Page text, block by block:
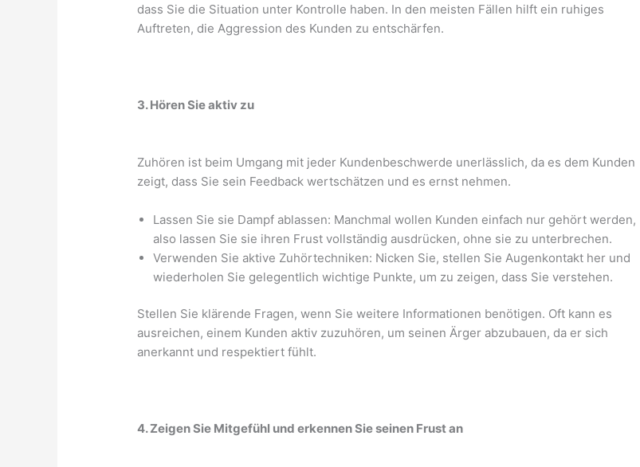
dass Sie die Situation unter Kontrolle haben. In den meisten Fällen hilft ein ruhiges
Auftreten, die Aggression des Kunden zu entschärfen.
3. Hören Sie aktiv zu
Zuhören ist beim Umgang mit jeder Kundenbeschwerde unerlässlich, da es dem Kunden
zeigt, dass Sie sein Feedback wertschätzen und es ernst nehmen.
Lassen Sie sie Dampf ablassen: Manchmal wollen Kunden einfach nur gehört werden,
also lassen Sie sie ihren Frust vollständig ausdrücken, ohne sie zu unterbrechen.
Verwenden Sie aktive Zuhörtechniken: Nicken Sie, stellen Sie Augenkontakt her und
wiederholen Sie gelegentlich wichtige Punkte, um zu zeigen, dass Sie verstehen.
Stellen Sie klärende Fragen, wenn Sie weitere Informationen benötigen. Oft kann es
ausreichen, einem Kunden aktiv zuzuhören, um seinen Ärger abzubauen, da er sich
anerkannt und respektiert fühlt.
4. Zeigen Sie Mitgefühl und erkennen Sie seinen Frust an